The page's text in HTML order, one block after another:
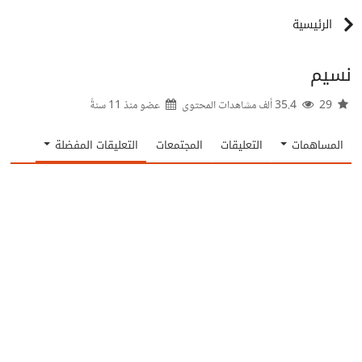
الرئيسية
نسيم
عضو منذ 11 سنةً
المساهمات التعليقات المجتمعات التعليقات المفضلة